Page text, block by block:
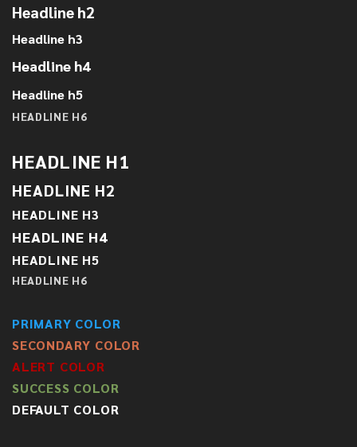
Headline h2
Headline h3
Headline h4
Headline h5
HEADLINE H6
HEADLINE H1
HEADLINE H2
HEADLINE H3
HEADLINE H4
HEADLINE H5
HEADLINE H6
PRIMARY COLOR
SECONDARY COLOR
ALERT COLOR
SUCCESS COLOR
DEFAULT COLOR